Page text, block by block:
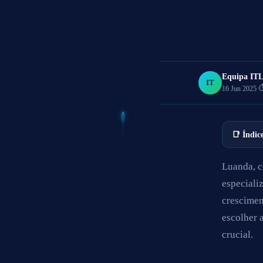
IT
Equipa
16 Jun 2025·
📑
Luanda,
escolher
crucial.